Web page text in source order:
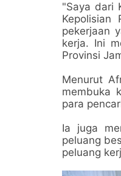
"Saya dari
Kepolisian
pekerjaan
kerja. Ini
Provinsi
Menurut
membuka
para
Ia juga
peluang
peluang